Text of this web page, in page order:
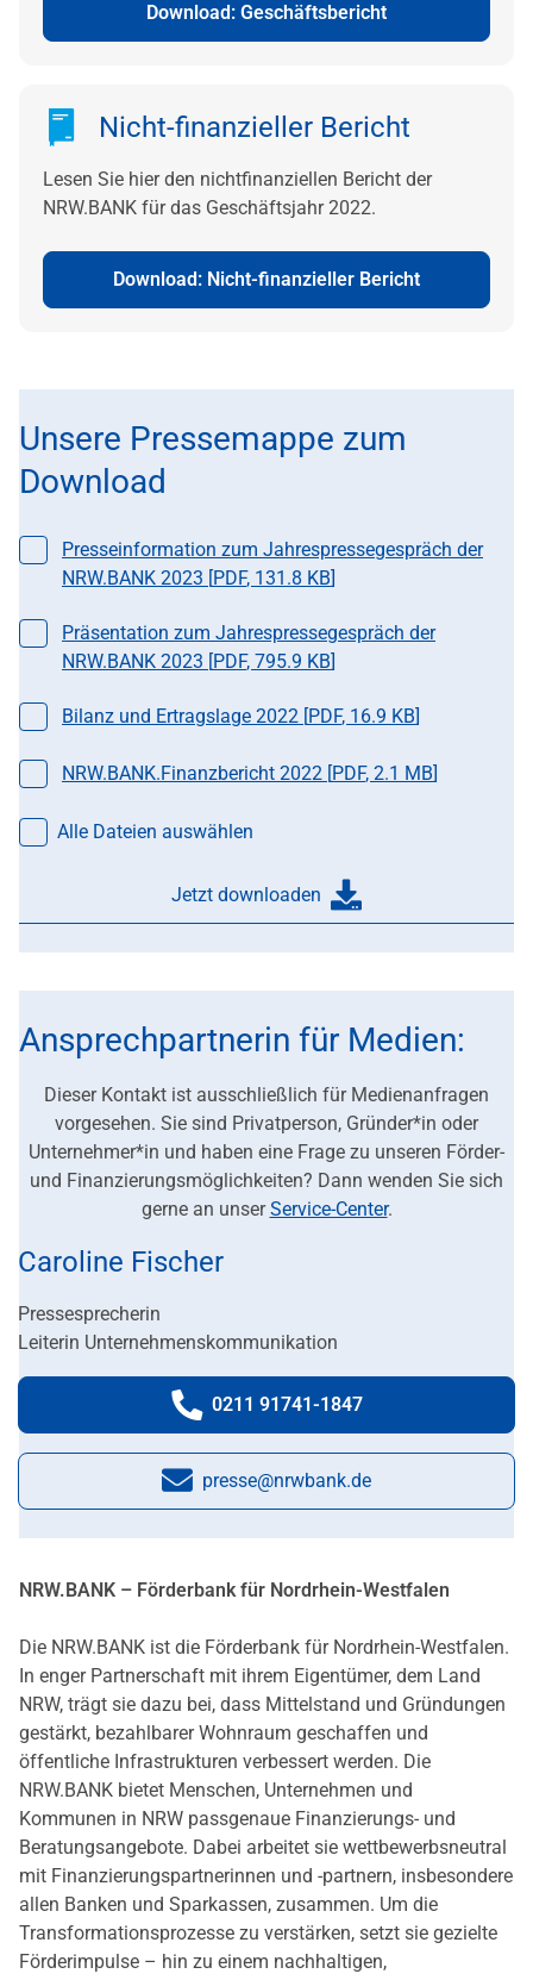
Download: Geschäftsbericht
Nicht-finanzieller Bericht
Lesen Sie hier den nichtfinanziellen Bericht der
NRW.BANK für das Geschäftsjahr 2022.
Download: Nicht-finanzieller Bericht
Unsere Pressemappe zum
Download
Datei auswählen
Presseinformation zum Jahrespressegespräch der
NRW.BANK 2023 [PDF, 131.8 KB]
Datei auswählen
Präsentation zum Jahrespressegespräch der
NRW.BANK 2023 [PDF, 795.9 KB]
Datei auswählen
Bilanz und Ertragslage 2022 [PDF, 16.9 KB]
Datei auswählen
NRW.BANK.Finanzbericht 2022 [PDF, 2.1 MB]
Alle Dateien auswählen
Jetzt downloaden
Ansprechpartnerin für Medien:
Dieser Kontakt ist ausschließlich für Medienanfragen
vorgesehen. Sie sind Privatperson, Gründer*in oder
Unternehmer*in und haben eine Frage zu unseren Förder-
und Finanzierungsmöglichkeiten? Dann wenden Sie sich
gerne an unserService-Center.
Caroline Fischer
Pressesprecherin
Leiterin Unternehmenskommunikation
Telefonnummer:
0211 91741-1847
E-Mail:
presse@nrwbank.de
NRW.BANK – Förderbank für Nordrhein-Westfalen
Die NRW.BANK ist die Förderbank für Nordrhein-Westfalen.
In enger Partnerschaft mit ihrem Eigentümer, dem Land
NRW, trägt sie dazu bei, dass Mittelstand und Gründungen
gestärkt, bezahlbarer Wohnraum geschaffen und
öffentliche Infrastrukturen verbessert werden. Die
NRW.BANK bietet Menschen, Unternehmen und
Kommunen in NRW passgenaue Finanzierungs- und
Beratungsangebote. Dabei arbeitet sie wettbewerbsneutral
mit Finanzierungspartnerinnen und -partnern, insbesondere
allen Banken und Sparkassen, zusammen. Um die
Transformationsprozesse zu verstärken, setzt sie gezielte
Förderimpulse – hin zu einem nachhaltigen,